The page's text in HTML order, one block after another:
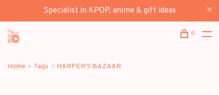
Specialist in KPOP, anime & gift ideas
0
Home Tags HARPER'S BAZAAR